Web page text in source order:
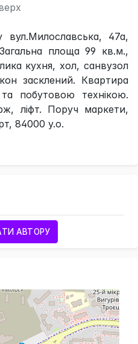
47а,
площа 99 кв.м.,
кухня, хол, санвузол
засклений. Квартира
побутовою технікою.
ліфт. Поруч маркети,
84000 у.о.
АВТОРУ